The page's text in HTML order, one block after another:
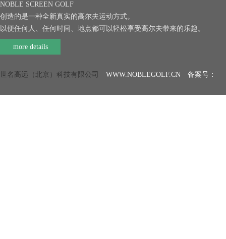
NOBLE SCREEN GOLF
创造的是一种全新真实的高尔夫运动方式。
以便任何人、任何时间、地点都可以轻松享受高尔夫带来的乐趣。
more details
世名高远（北京）科技有限公司 WWW.NOBLEGOLF.CN 备案号：